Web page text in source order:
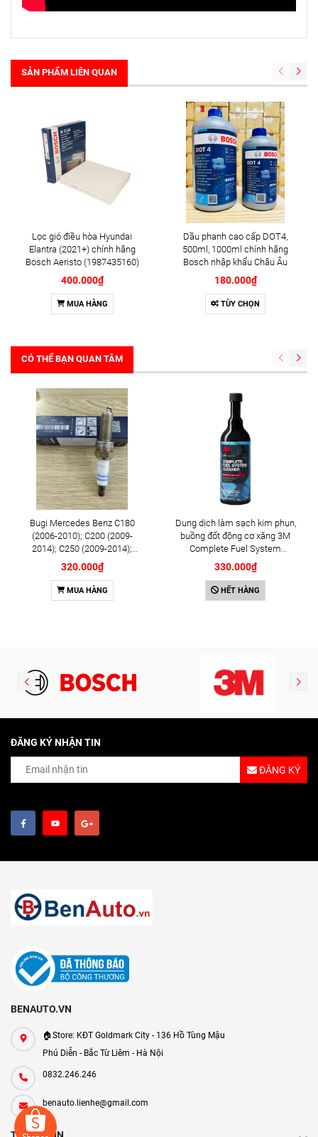
SẢN PHẨM LIÊN QUAN
Lọc gió điều hòa Hyundai
Elantra (2021+) chính hãng
Bosch Aeristo (1987435160)
400.000₫
MUA HÀNG
Dầu phanh cao cấp DOT4,
500ml, 1000ml chính hãng
Bosch nhập khẩu Châu Âu
180.000₫
TÙY CHỌN
CÓ THỂ BẠN QUAN TÂM
Bugi Mercedes Benz C180
(2006-2010); C200 (2009-
2014); C250 (2009-2014);
E250 (2009-2013); G500
(2008-2015); GL450 (2006-
2012), S500 (2005-2011);
SLK200 (2011-2015) chính
320.000₫
MUA HÀNG
Dung dịch làm sạch kim phun,
buồng đốt động cơ xăng 3M
Complete Fuel System
Cleaner 473ml (08813)
330.000₫
HẾT HÀNG
ĐĂNG KÝ NHẬN TIN
ĐĂNG KÝ
BENAUTO.VN
🏠Store: KĐT Goldmark City - 136 Hồ Tùng Mậu
Phú Diễn - Bắc Từ Liêm - Hà Nội
0832.246.246
benauto.lienhe@gmail.com